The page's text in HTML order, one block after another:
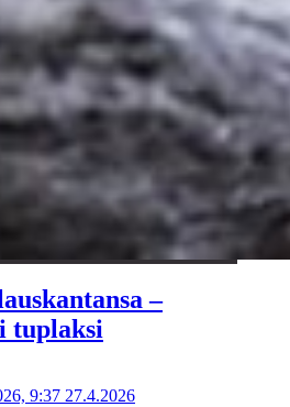
–
tuplaksi
9:37 27.4.2026